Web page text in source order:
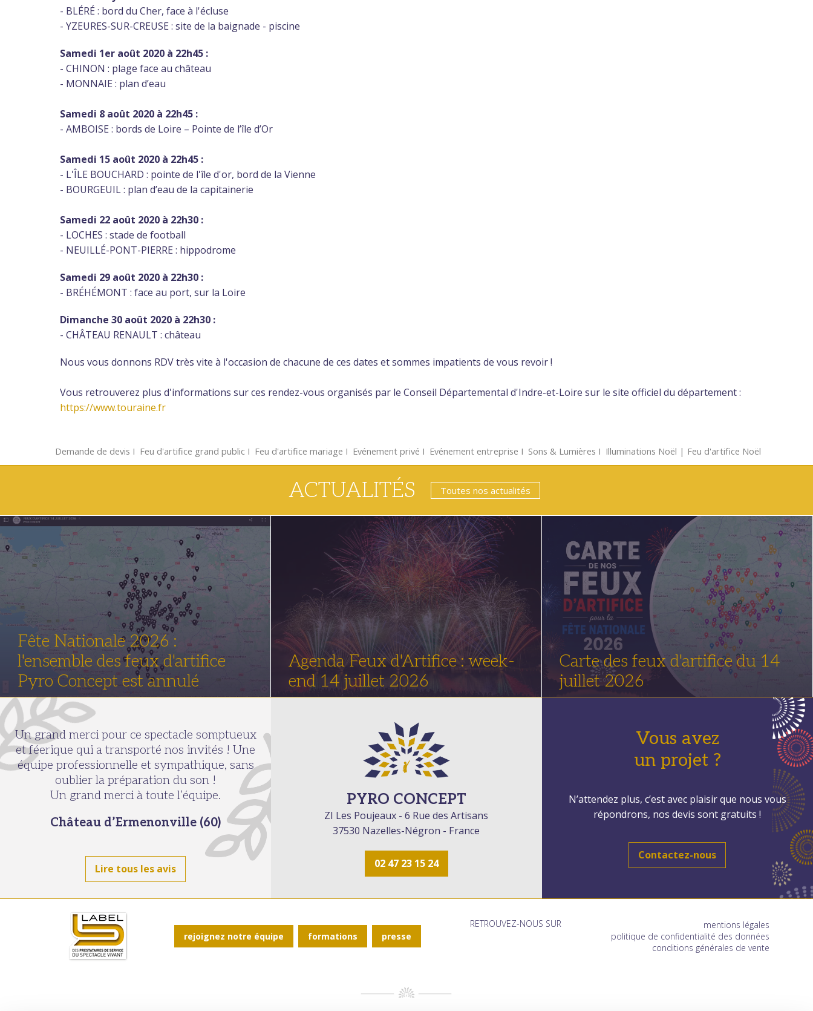
- BLÉRÉ : bord du Cher, face à l'écluse
- YZEURES-SUR-CREUSE : site de la baignade - piscine
Samedi 1er août 2020 à 22h45 :
- CHINON : plage face au château
- MONNAIE : plan d’eau
Samedi 8 août 2020 à 22h45 :
- AMBOISE : bords de Loire – Pointe de l’île d’Or
Samedi 15 août 2020 à 22h45 :
- L'ÎLE BOUCHARD : pointe de l'île d'or, bord de la Vienne
- BOURGEUIL : plan d’eau de la capitainerie
Samedi 22 août 2020 à 22h30 :
- LOCHES : stade de football
- NEUILLÉ-PONT-PIERRE : hippodrome
Samedi 29 août 2020 à 22h30 :
- BRÉHÉMONT : face au port, sur la Loire
Dimanche 30 août 2020 à 22h30 :
- CHÂTEAU RENAULT : château
Nous vous donnons RDV très vite à l'occasion de chacune de ces dates et sommes impatients de vous revoir !
Vous retrouverez plus d'informations sur ces rendez-vous organisés par le Conseil Départemental d'Indre-et-Loire sur le site officiel du département :
https://www.touraine.fr
Demande de devis Ι Feu d'artifice grand publicΙ Feu d'artifice mariage Ι Evénement privé Ι Evénement entreprise Ι Sons & Lumières Ι Illuminations Noël | Feu d'artifice Noël
ACTUALITÉS Toutes nos actualités
Fête Nationale 2026 :
l'ensemble des feux d'artifice
Pyro Concept est annulé
Agenda Feux d'Artifice : week-
end 14 juillet 2026
Carte des feux d'artifice du 14
juillet 2026
Un grand merci pour ce spectacle somptueux
et féerique qui a transporté nos invités ! Une
équipe professionnelle et sympathique, sans
oublier la préparation du son !
Un grand merci à toute l’équipe.
Château d’Ermenonville (60)
Lire tous les avis
PYRO CONCEPT
ZI Les Poujeaux - 6 Rue des Artisans
37530 Nazelles-Négron - France
02 47 23 15 24
Vous avez
un projet ?
N’attendez plus, c’est avec plaisir que nous vous
répondrons, nos devis sont gratuits !
Contactez-nous
rejoignez notre équipe formations presse
RETROUVEZ-NOUS SUR
mentions légales
politique de confidentialité des données
conditions générales de vente